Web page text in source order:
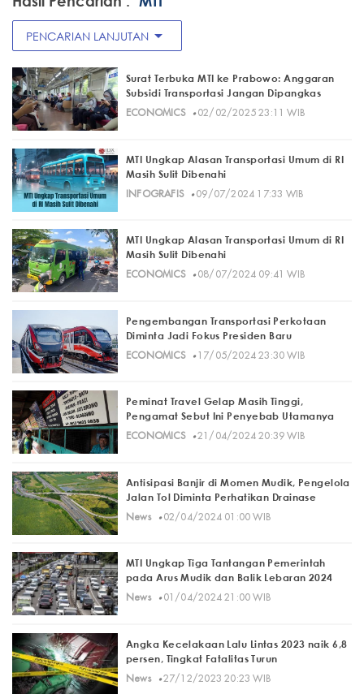
PENCARIAN LANJUTAN arrow_drop_down
Surat Terbuka MTI ke Prabowo: Anggaran
Subsidi Transportasi Jangan Dipangkas
ECONOMICS· 02/02/2025 23:11 WIB
MTI Ungkap Alasan Transportasi Umum di RI
Masih Sulit Dibenahi
INFOGRAFIS· 09/07/2024 17:33 WIB
MTI Ungkap Alasan Transportasi Umum di RI
Masih Sulit Dibenahi
ECONOMICS· 08/07/2024 09:41 WIB
Pengembangan Transportasi Perkotaan
Diminta Jadi Fokus Presiden Baru
ECONOMICS· 17/05/2024 23:30 WIB
Peminat Travel Gelap Masih Tinggi,
Pengamat Sebut Ini Penyebab Utamanya
ECONOMICS· 21/04/2024 20:39 WIB
Antisipasi Banjir di Momen Mudik, Pengelola
Jalan Tol Diminta Perhatikan Drainase
News· 02/04/2024 01:00 WIB
MTI Ungkap Tiga Tantangan Pemerintah
pada Arus Mudik dan Balik Lebaran 2024
News· 01/04/2024 21:00 WIB
Angka Kecelakaan Lalu Lintas 2023 naik 6,8
persen, Tingkat Fatalitas Turun
News· 27/12/2023 20:23 WIB